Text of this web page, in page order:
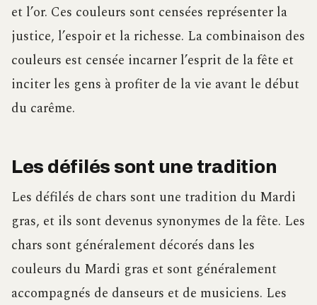
et l’or. Ces couleurs sont censées représenter la
justice, l’espoir et la richesse. La combinaison des
couleurs est censée incarner l’esprit de la fête et
inciter les gens à profiter de la vie avant le début
du carême.
Les défilés sont une tradition
Les défilés de chars sont une tradition du Mardi
gras, et ils sont devenus synonymes de la fête. Les
chars sont généralement décorés dans les
couleurs du Mardi gras et sont généralement
accompagnés de danseurs et de musiciens. Les